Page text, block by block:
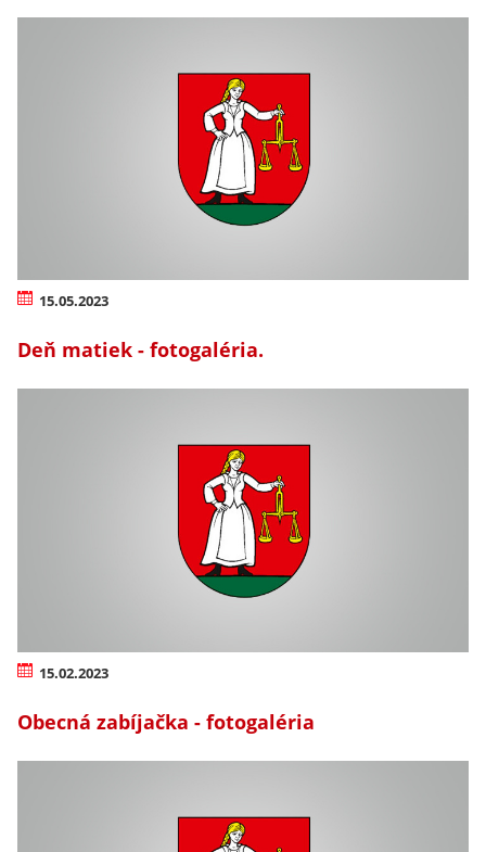
15.05.2023
Deň matiek - fotogaléria.
15.02.2023
Obecná zabíjačka - fotogaléria